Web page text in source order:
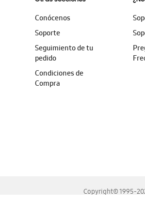
Conócenos
Soporte
Seguimiento de tu
pedido
Condiciones de
Compra
Copyright© 1995-